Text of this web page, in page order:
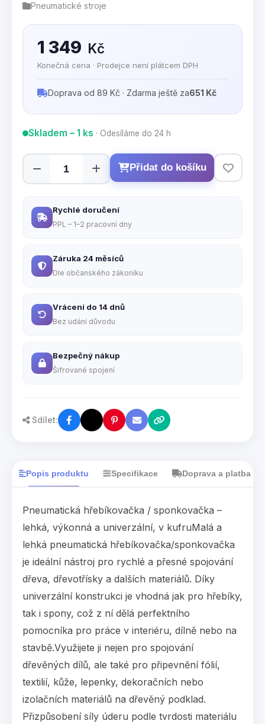
Pneumatické stroje
1 349 Kč
Konečná cena · Prodejce není plátcem DPH
Doprava od 89 Kč · Zdarma ještě za651 Kč
Skladem – 1 ks · Odesíláme do 24 h
Přidat do košíku
Rychlé doručení
PPL – 1–2 pracovní dny
Záruka 24 měsíců
Dle občanského zákoníku
Vrácení do 14 dnů
Bez udání důvodu
Bezpečný nákup
Šifrované spojení
Sdílet:
Popis produktu Specifikace Doprava a platba
Pneumatická hřebíkovačka / sponkovačka –
lehká, výkonná a univerzální, v kufruMalá a
lehká pneumatická hřebíkovačka/sponkovačka
je ideální nástroj pro rychlé a přesné spojování
dřeva, dřevotřísky a dalších materiálů. Díky
univerzální konstrukci je vhodná jak pro hřebíky,
tak i spony, což z ní dělá perfektního
pomocníka pro práce v interiéru, dílně nebo na
stavbě.Využijete ji nejen pro spojování
dřevěných dílů, ale také pro připevnění fólií,
textilií, kůže, lepenky, dekoračních nebo
izolačních materiálů na dřevěný podklad.
Přizpůsobení síly úderu podle tvrdosti materiálu